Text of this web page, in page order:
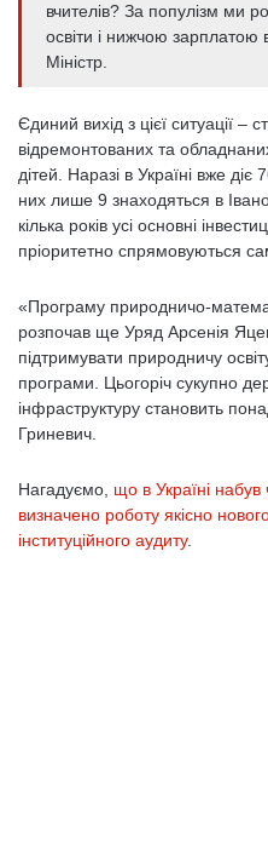
вчителів? За популізм ми
освіти і нижчою зарплатою
Міністр.
Єдиний вихід з цієї ситуації –
відремонтованих та
дітей. Наразі в Україні вже
них лише 9 знаходяться в
кілька років усі основні
пріоритетно спрямовуються
«Програму природничо-
розпочав ще Уряд Арсенія
підтримувати природничу
програми. Цьогоріч сукупно
інфраструктуру становить
Гриневич.
Нагадуємо, що в Україні
визначено роботу якісно
інституційного аудиту.